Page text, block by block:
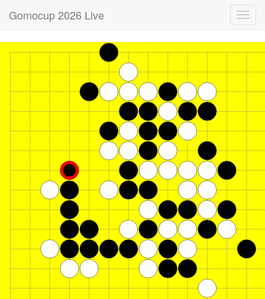
Gomocup 2026 Live